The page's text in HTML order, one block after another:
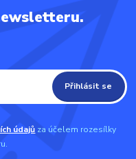
Přihlásit se
údajů za účelem rozesílky